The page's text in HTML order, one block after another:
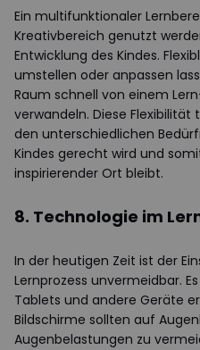
Ein multifunktionaler
Kreativbereich genutzt
Entwicklung des Kindes.
umstellen oder anpassen
Raum schnell von einem
verwandeln. Diese Flexibilität
den unterschiedlichen
Kindes gerecht wird und
inspirierender Ort bleibt.
8. Technologie im
In der heutigen Zeit ist der
Lernprozess unvermeidbar.
Tablets und andere Geräte
Bildschirme sollten auf
Augenbelastungen zu